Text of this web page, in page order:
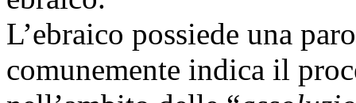
L’ebraico possiede una
comunemente indica il